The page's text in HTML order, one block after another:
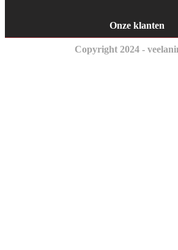
Onze klanten
Copyright 2024 -